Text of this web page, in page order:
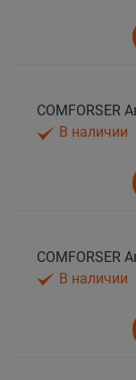
В наличии
В наличии